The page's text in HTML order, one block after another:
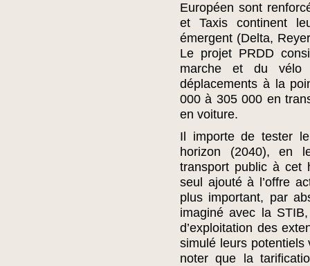
Européen sont
et Taxis continent
émergent (Delta,
Le projet PRDD
marche et du
déplacements à la
000 à 305 000 en
en voiture.
Il importe de tester
horizon (2040), en
transport public à cet
seul ajouté à l’offre
plus important, par
imaginé avec la
d’exploitation des
simulé leurs
noter que la